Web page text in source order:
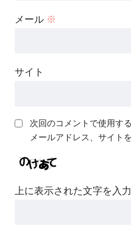
メール ※
サイト
次回のコメントで使用す
メールアドレス、サイト
上に表示された文字を入